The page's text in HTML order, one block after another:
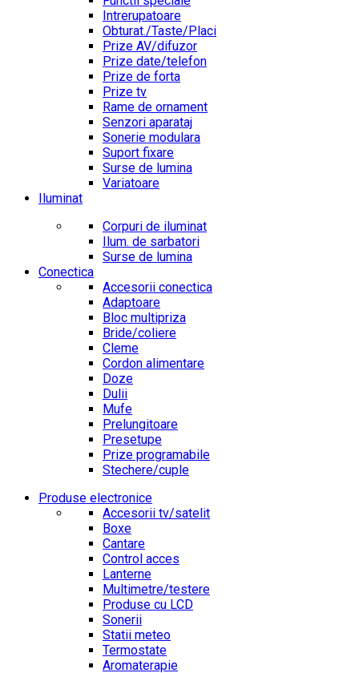
Intrerupatoare
Obturat./Taste/Placi
Prize AV/difuzor
Prize date/telefon
Prize de forta
Prize tv
Rame de ornament
Senzori aparataj
Sonerie modulara
Suport fixare
Surse de lumina
Variatoare
Iluminat
Corpuri de iluminat
Ilum. de sarbatori
Surse de lumina
Conectica
Accesorii conectica
Adaptoare
Bloc multipriza
Bride/coliere
Cleme
Cordon alimentare
Doze
Dulii
Mufe
Prelungitoare
Presetupe
Prize programabile
Stechere/cuple
Produse electronice
Accesorii tv/satelit
Boxe
Cantare
Control acces
Lanterne
Multimetre/testere
Produse cu LCD
Sonerii
Statii meteo
Termostate
Aromaterapie